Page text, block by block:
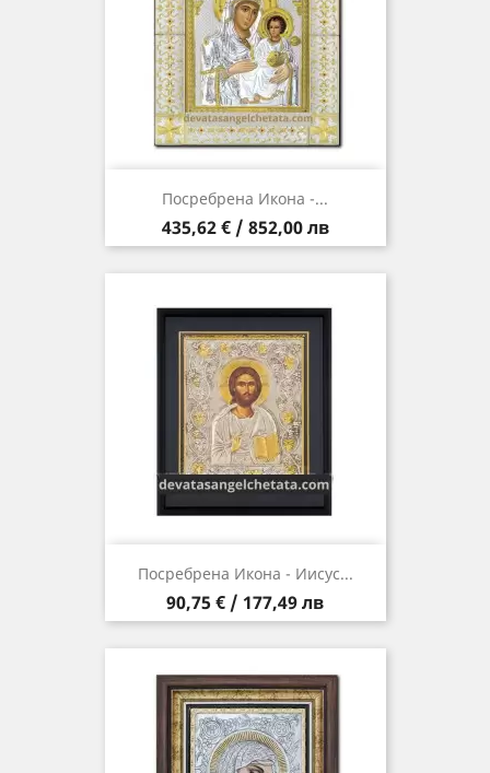
Посребрена Икона -...
Цена
435,62 € / 852,00 лв
Посребрена Икона - Иисус...
Цена
90,75 € / 177,49 лв